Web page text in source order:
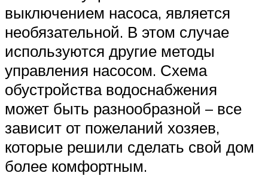
выключением насоса, является
необязательной. В этом случае
используются другие методы
управления насосом. Схема
обустройства водоснабжения
может быть разнообразной – все
зависит от пожеланий хозяев,
которые решили сделать свой дом
более комфортным.